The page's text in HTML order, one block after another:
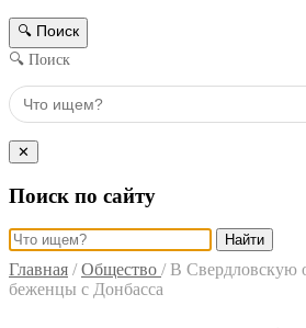
🔍 Поиск
🔍 Поиск
✕
Поиск по сайту
Найти
Главная / Общество / В Свердловскую
беженцы с Донбасса